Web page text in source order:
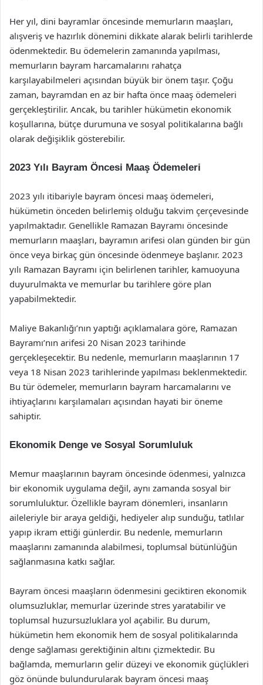
Her yıl, dini bayramlar öncesinde memurların maaşları,
alışveriş ve hazırlık dönemini dikkate alarak belirli tarihlerde
ödenmektedir. Bu ödemelerin zamanında yapılması,
memurların bayram harcamalarını rahatça
karşılayabilmeleri açısından büyük bir önem taşır. Çoğu
zaman, bayramdan en az bir hafta önce maaş ödemeleri
gerçekleştirilir. Ancak, bu tarihler hükümetin ekonomik
koşullarına, bütçe durumuna ve sosyal politikalarına bağlı
olarak değişiklik gösterebilir.
2023 Yılı Bayram Öncesi Maaş Ödemeleri
2023 yılı itibariyle bayram öncesi maaş ödemeleri,
hükümetin önceden belirlemiş olduğu takvim çerçevesinde
yapılmaktadır. Genellikle Ramazan Bayramı öncesinde
memurların maaşları, bayramın arifesi olan günden bir gün
önce veya birkaç gün öncesinde ödenmeye başlanır. 2023
yılı Ramazan Bayramı için belirlenen tarihler, kamuoyuna
duyurulmakta ve memurlar bu tarihlere göre plan
yapabilmektedir.
Maliye Bakanlığı’nın yaptığı açıklamalara göre, Ramazan
Bayramı’nın arifesi 20 Nisan 2023 tarihinde
gerçekleşecektir. Bu nedenle, memurların maaşlarının 17
veya 18 Nisan 2023 tarihlerinde yapılması beklenmektedir.
Bu tür ödemeler, memurların bayram harcamalarını ve
ihtiyaçlarını karşılamaları açısından hayati bir öneme
sahiptir.
Ekonomik Denge ve Sosyal Sorumluluk
Memur maaşlarının bayram öncesinde ödenmesi, yalnızca
bir ekonomik uygulama değil, aynı zamanda sosyal bir
sorumluluktur. Özellikle bayram dönemleri, insanların
aileleriyle bir araya geldiği, hediyeler alıp sunduğu, tatlılar
yapıp ikram ettiği günlerdir. Bu nedenle, memurların
maaşlarını zamanında alabilmesi, toplumsal bütünlüğün
sağlanmasına katkı sağlar.
Bayram öncesi maaşların ödenmesini geciktiren ekonomik
olumsuzluklar, memurlar üzerinde stres yaratabilir ve
toplumsal huzursuzluklara yol açabilir. Bu durum,
hükümetin hem ekonomik hem de sosyal politikalarında
denge sağlaması gerektiğinin altını çizmektedir. Bu
bağlamda, memurların gelir düzeyi ve ekonomik güçlükleri
göz önünde bulundurularak bayram öncesi maaş